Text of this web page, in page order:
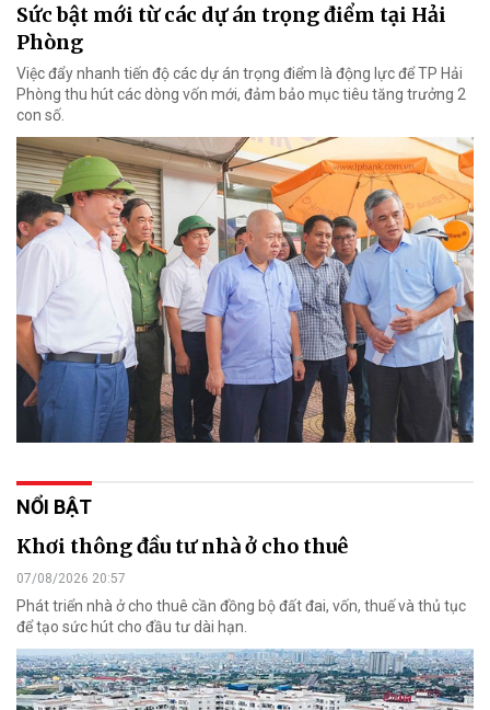
Sức bật mới từ các dự án trọng điểm tại Hải
Phòng
Việc đẩy nhanh tiến độ các dự án trọng điểm là động lực để TP Hải
Phòng thu hút các dòng vốn mới, đảm bảo mục tiêu tăng trưởng 2
con số.
NỔI BẬT
Khơi thông đầu tư nhà ở cho thuê
07/08/2026 20:57
Phát triển nhà ở cho thuê cần đồng bộ đất đai, vốn, thuế và thủ tục
để tạo sức hút cho đầu tư dài hạn.